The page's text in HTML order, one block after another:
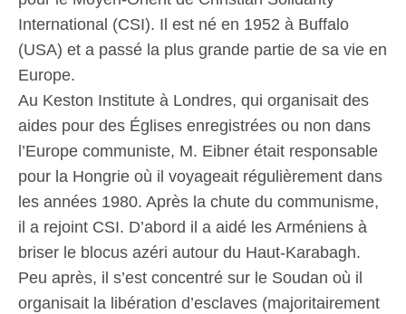
International (CSI). Il est né en 1952 à Buffalo
(USA) et a passé la plus grande partie de sa vie en
Europe.
Au Keston Institute à Londres, qui organisait des
aides pour des Églises enregistrées ou non dans
l’Europe communiste, M. Eibner était responsable
pour la Hongrie où il voyageait régulièrement dans
les années 1980. Après la chute du communisme,
il a rejoint CSI. D’abord il a aidé les Arméniens à
briser le blocus azéri autour du Haut-Karabagh.
Peu après, il s’est concentré sur le Soudan où il
organisait la libération d’esclaves (majoritairement